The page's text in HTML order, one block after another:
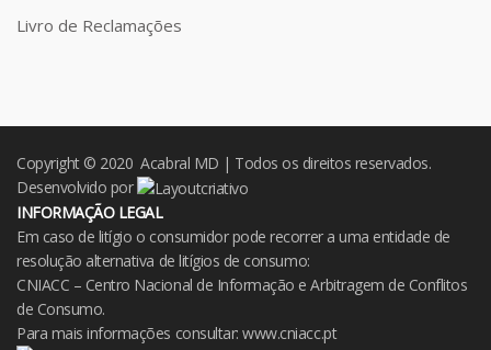
Livro de Reclamações
Copyright © 2020 Acabral MD | Todos os direitos reservados.
Desenvolvido por
INFORMAÇÃO LEGAL
Em caso de litígio o consumidor pode recorrer a uma entidade de
resolução alternativa de litígios de consumo:
CNIACC – Centro Nacional de Informação e Arbitragem de Conflitos
de Consumo.
Para mais informações consultar:www.cniacc.pt